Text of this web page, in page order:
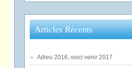
Articles Récents
Adieu 2016, voici venir 2017